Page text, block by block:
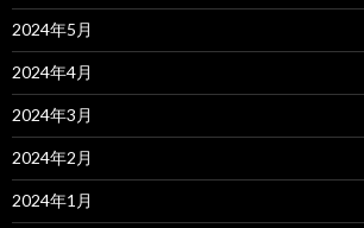
2024年5月
2024年4月
2024年3月
2024年2月
2024年1月